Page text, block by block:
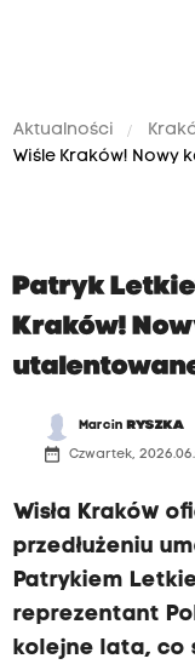
Aktualności
Wiśle Kraków!
Patryk
Kraków!
Marcin RYSZKA
date_range Czwartek,
Wisła Kraków
przedłużeniu
Patrykiem
reprezentant
kolejne lata, co